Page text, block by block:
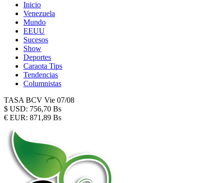
Inicio
Venezuela
Mundo
EEUU
Sucesos
Show
Deportes
Caraota Tips
Tendencias
Columnistas
TASA BCV Vie 07/08
$ USD: 756,70 Bs
€ EUR: 871,89 Bs